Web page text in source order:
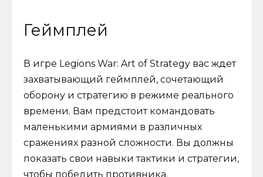
Геймплей
В игре Legions War: Art of Strategy вас ждет
захватывающий геймплей, сочетающий
оборону и стратегию в режиме реального
времени. Вам предстоит командовать
маленькими армиями в различных
сражениях разной сложности. Вы должны
показать свои навыки тактики и стратегии,
чтобы победить противника.